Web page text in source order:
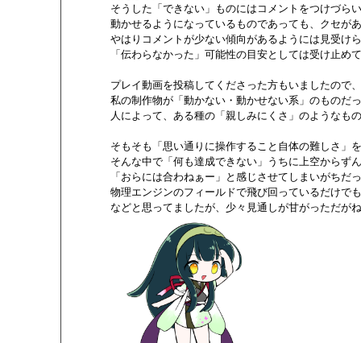
そうした「できない」ものにはコメントをつけづら
動かせるようになっているものであっても、クセが
やはりコメントが少ない傾向があるようには見受け
「伝わらなかった」可能性の目安としては受け止め
       プレイ動画を投稿してくださった方もいましたので、
私の制作物が「動かない・動かせない系」のものだ
人によって、ある種の「親しみにくさ」のようなも
そもそも「思い通りに操作すること自体の難しさ」
そんな中で「何も達成できない」うちに上空からず
「おらには合わねぁー」と感じさせてしまいがちだ
物理エンジンのフィールドで飛び回っているだけで
などと思ってましたが、少々見通しが甘がっただが